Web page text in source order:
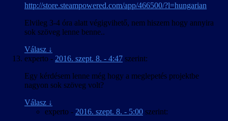
http://store.steampowered.com/app/466500/?l=hungarian
Elvileg 3-4 óra alatt végigvihető, nem hiszem hogy annyira
sok szöveg lenne benne..
Válasz ↓
experto - 2016. szept. 8. - 4:47 szerint:
Egy kérdésem lenne még hogy a meglepetés projektbe
nagyon sok szöveg volt?
Válasz ↓
experto - 2016. szept. 8. - 5:00 szerint: